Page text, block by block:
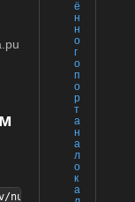
ё
н
н
о
г
о
п
о
р
т
а
н
а
л
о
к
а
null" -o